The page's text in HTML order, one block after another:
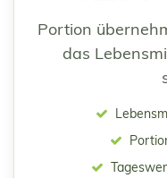
Portion
das